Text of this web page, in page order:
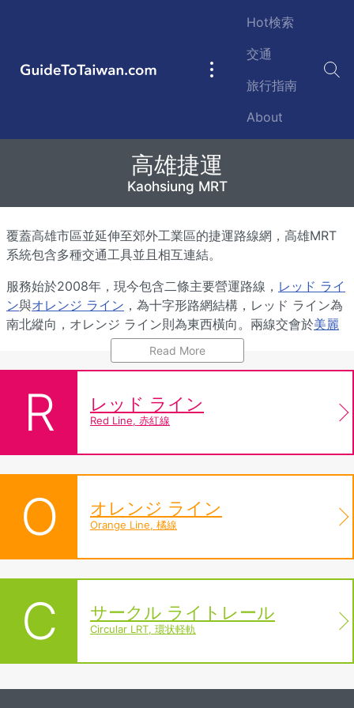
GuideToTaiwan.com
Main
Hot検索
交通
旅行指南
About
高雄捷運MRT高雄捷運
Kaohsiung MRT
覆蓋高雄市區並延伸至郊外工業區的捷運路線網，高雄MRT
系統包含多種交通工具並且相互連結。
服務始於2008年，現今包含二條主要營運路線， レッド ライ
ン與オレンジ ライン ，為十字形路網結構，レッド ライン為
南北縱向，オレンジ ライン則為東西橫向。兩線交會於美麗
，此站頂上有圓幕多彩玻璃的精湛設計，號稱全台最美的
另外在2017年投入營運服務的
サークル ライトレール
子湾駅出發，往南沿著海岸線行駛，接著再向東與紅線交會。
待日後輕軌工程完全竣工，將形成一座環繞高雄市區的環狀路
購買單程車票，或使用電子支付方式(悠遊卡、一卡通)感應票
卡進出車站。
Read More
R レッド ライン
Red Line, 赤紅線
O オレンジ ライン
Orange Line, 橘線
C サークル ライトレール
Circular LRT, 環状軽軌